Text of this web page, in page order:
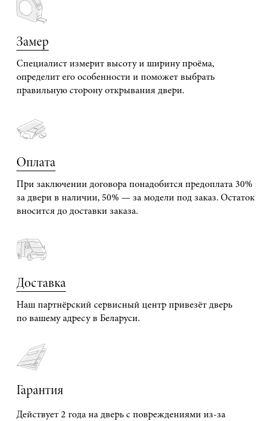
Замер
Специалист измерит высоту и ширину проёма,
определит его особенности и поможет выбрать
правильную сторону открывания двери.
Оплата
При заключении договора понадобится предоплата 30%
за двери в наличии, 50% — за модели под заказ. Остаток
вносится до доставки заказа.
Доставка
Наш партнёрский сервисный центр привезёт дверь
по вашему адресу в Беларуси.
Гарантия
Действует 2 года на дверь с повреждениями из-за